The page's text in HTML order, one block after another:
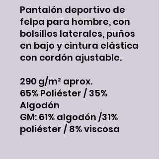
Pantalón deportivo de
felpa para hombre, con
bolsillos laterales, puños
en bajo y cintura elástica
con cordón ajustable.
290 g/m² aprox.
65% Poliéster / 35%
Algodón
GM: 61% algodón /31%
poliéster / 8% viscosa